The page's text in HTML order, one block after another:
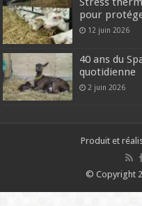
pour
12 juin 2026
40 ans du
quotidienne
2 juin 2026
Produit et
© Copyright